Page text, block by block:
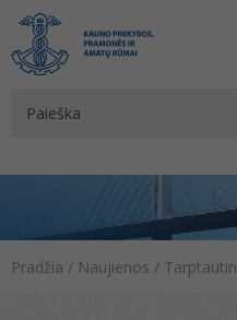
Pradžia / Naujienos /